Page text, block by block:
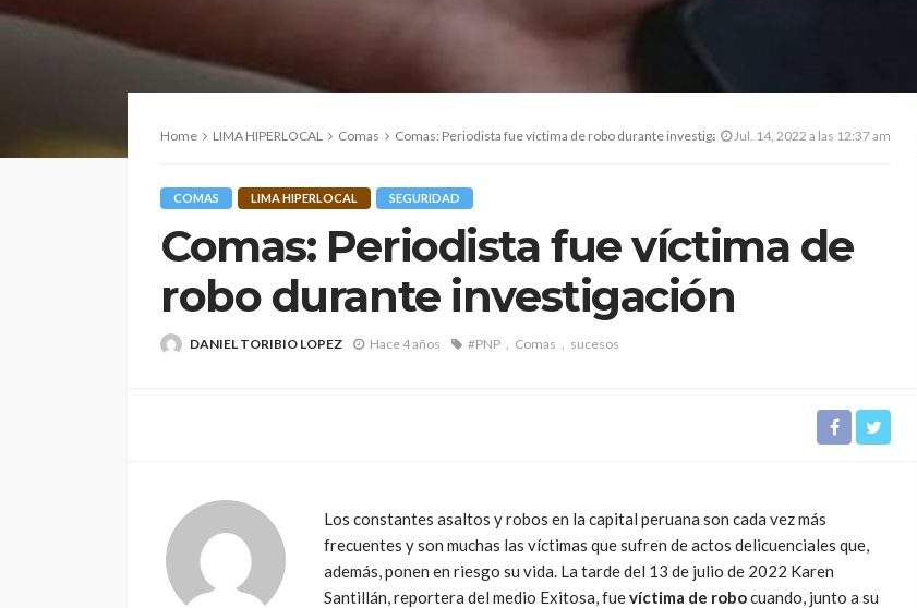
Home LIMA HIPERLOCAL Comas Comas: Periodista fue víctima de robo durante investigaciónJul. 14, 2022 a las 12:37 am
COMAS LIMA HIPERLOCAL SEGURIDAD
Comas: Periodista fue víctima de
robo durante investigación
DANIEL TORIBIO LOPEZ Hace 4 años #PNP Comas sucesos
Los constantes asaltos y robos en la capital peruana son cada vez más
frecuentes y son muchas las víctimas que sufren de actos delicuenciales que,
además, ponen en riesgo su vida. La tarde del 13 de julio de 2022 Karen
Santillán, reportera del medio Exitosa, fuevíctima de robocuando, junto a su